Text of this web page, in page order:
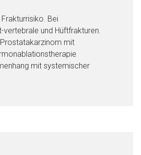
Bei
und Hüftfrakturen.
mit
mit systemischer